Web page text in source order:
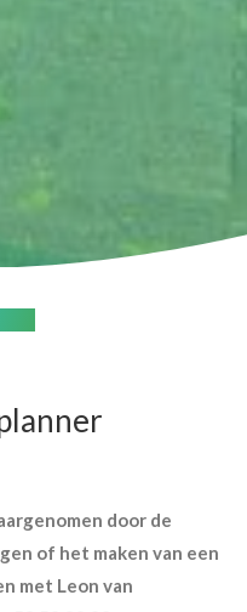
door de
of het maken van een
met Leon van